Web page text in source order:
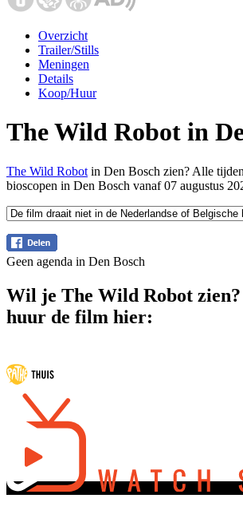
Overzicht
Trailer/Stills
Meningen
Details
Koop/Huur
The Wild Robot in
The Wild Robot in Den Bosch zien? Alle
bioscopen in Den Bosch vanaf 07 augustus
Geen agenda in Den Bosch
Wil je The Wild Robot
huur de film hier: